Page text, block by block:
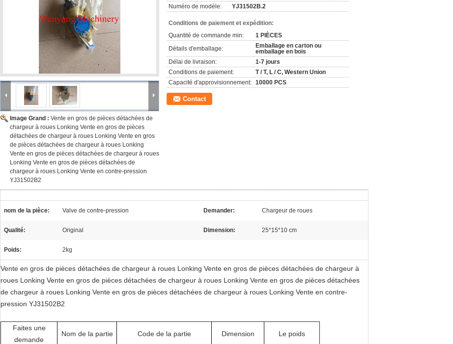
Image Grand : Vente en gros de pièces détachées de
chargeur à roues Lonking Vente en gros de pièces
détachées de chargeur à roues Lonking Vente en gros
de pièces détachées de chargeur à roues Lonking
Vente en gros de pièces détachées de chargeur à roues
Lonking Vente en gros de pièces détachées de
chargeur à roues Lonking Vente en contre-pression
YJ31502B2
Numéro de modèle:
YJ31502B.2
Conditions de paiement et expédition:
Quantité de commande min:
1 PIÈCES
Détails d'emballage:
Emballage en carton ou
emballage en bois
Délai de livraison:
1-7 jours
Conditions de paiement:
T / T, L / C, Western Union
Capacité d'approvisionnement: 10000 PCS
Contact
nom de la pièce: Valve de contre-pression Demander: Chargeur de roues
Qualité: Original Dimension: 25*15*10 cm
Poids: 2kg
Vente en gros de pièces détachées de chargeur à roues Lonking Vente en gros de pièces détachées de chargeur à
roues Lonking Vente en gros de pièces détachées de chargeur à roues Lonking Vente en gros de pièces détachées
de chargeur à roues Lonking Vente en gros de pièces détachées de chargeur à roues Lonking Vente en contre-
pression YJ31502B2
Faites une
demande
Nom de la partie Code de la partie Dimension Le poids